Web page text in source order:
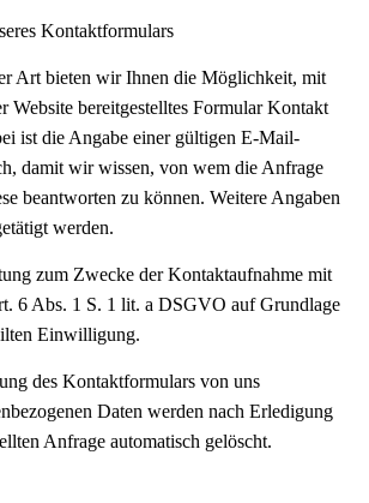
Kontaktformulars
Art bieten wir Ihnen die Möglichkeit, mit
Website bereitgestelltes Formular Kontakt
ist die Angabe einer gültigen E-Mail-
damit wir wissen, von wem die Anfrage
beantworten zu können. Weitere Angaben
werden.
zum Zwecke der Kontaktaufnahme mit
6 Abs. 1 S. 1 lit. a DSGVO auf Grundlage
Einwilligung.
des Kontaktformulars von uns
Daten werden nach Erledigung
Anfrage automatisch gelöscht.